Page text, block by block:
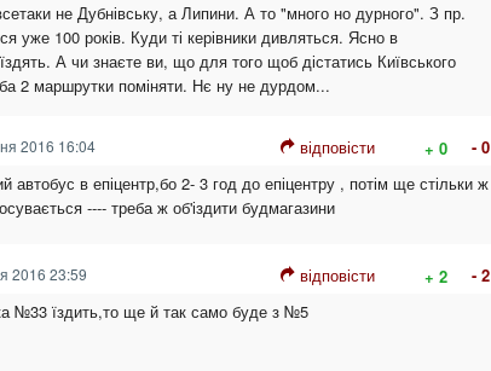
не Дубнівську, а Липини. А то "много но дурного". З пр.
уже 100 років. Куди ті керівники дивляться. Ясно в
А чи знаєте ви, що для того щоб дістатись Київського
2 маршрутки поміняти. Нє ну не дурдом...
2016 16:04 відповісти + 0
- 0
в епіцентр,бо 2- 3 год до епіцентру , потім ще стільки ж
---- треба ж об'іздити будмагазини
2016 23:59 відповісти + 2
- 2
№33 їздить,то ще й так само буде з №5